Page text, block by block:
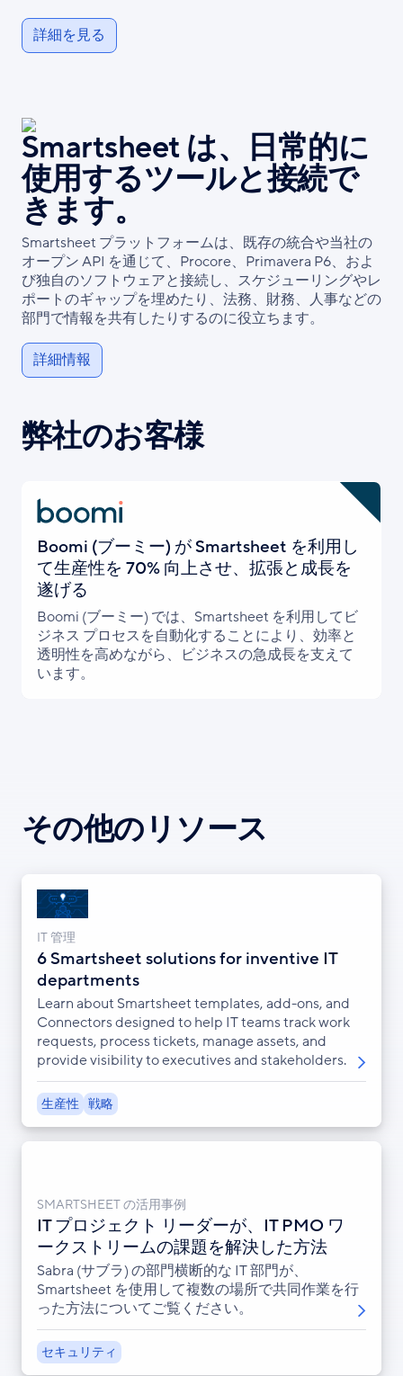
詳細を見る
Smartsheet は、日常的に
使用するツールと接続で
きます。
Smartsheet プラットフォームは、既存の統合や当社の
オープン API を通じて、Procore、Primavera P6、およ
び独自のソフトウェアと接続し、スケジューリングやレ
ポートのギャップを埋めたり、法務、財務、人事などの
部門で情報を共有したりするのに役立ちます。
詳細情報
弊社のお客様
Boomi (ブーミー) が Smartsheet を利用し
て生産性を 70% 向上させ、拡張と成長を
遂げる
Boomi (ブーミー) では、Smartsheet を利用してビ
ジネス プロセスを自動化することにより、効率と
透明性を高めながら、ビジネスの急成長を支えて
います。
その他のリソース
IT 管理
6 Smartsheet solutions for inventive IT
departments
Learn about Smartsheet templates, add-ons, and
Connectors designed to help IT teams track work
requests, process tickets, manage assets, and
provide visibility to executives and stakeholders.
生産性 戦略
SMARTSHEET の活用事例
IT プロジェクト リーダーが、IT PMO ワ
ークストリームの課題を解決した方法
Sabra (サブラ) の部門横断的な IT 部門が、
Smartsheet を使用して複数の場所で共同作業を行
った方法についてご覧ください。
セキュリティ